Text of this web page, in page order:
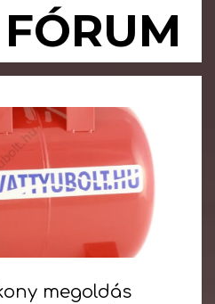
megoldás